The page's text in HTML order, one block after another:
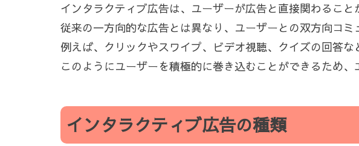
インタラクティブ広告は、ユーザーが広告と直接関わること
従来の一方向的な広告とは異なり、ユーザーとの双方向コミ
例えば、クリックやスワイプ、ビデオ視聴、クイズの回答
このようにユーザーを積極的に巻き込むことができるため
インタラクティブ広告の種類